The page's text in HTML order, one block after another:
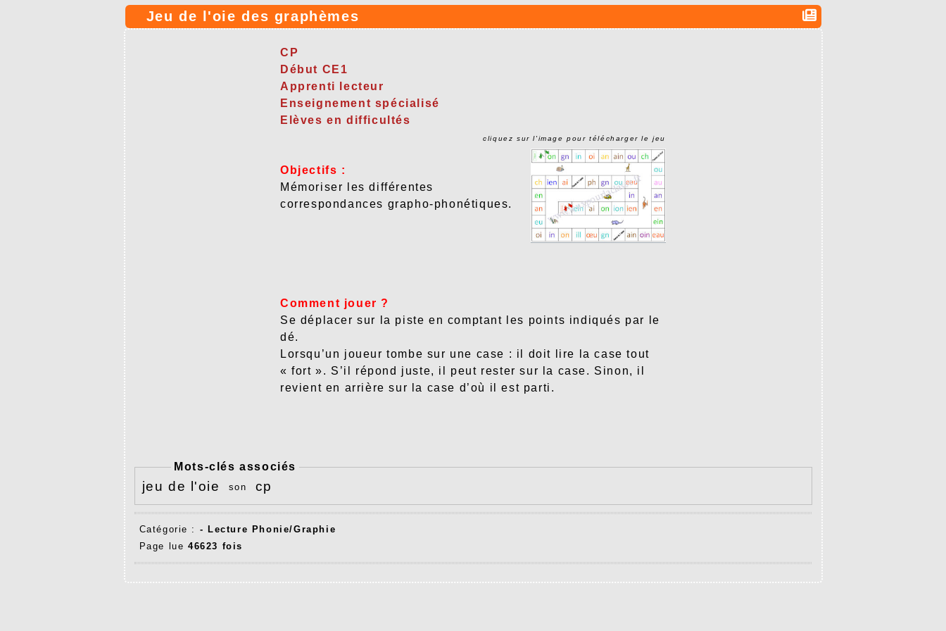
Jeu de l'oie des graphèmes
CP
Début CE1
Apprenti lecteur
Enseignement spécialisé
Elèves en difficultés
cliquez sur l'image pour télécharger le jeu
Objectifs :
Mémoriser les différentes
correspondances grapho-phonétiques.
Comment jouer ?
Se déplacer sur la piste en comptant les points indiqués par le
dé.
Lorsqu’un joueur tombe sur une case : il doit lire la case tout
« fort ». S’il répond juste, il peut rester sur la case. Sinon, il
revient en arrière sur la case d’où il est parti.
Mots-clés associés
jeu de l'oie son cp
Catégorie : - Lecture Phonie/Graphie
Page lue 46623 fois